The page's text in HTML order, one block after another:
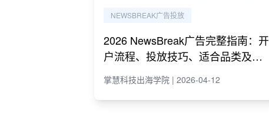
NEWSBREAK广告投放
2026 NewsBreak广告完整指南：开
户流程、投放技巧、适合品类及代
掌慧科技出海学院 | 2026-04-12